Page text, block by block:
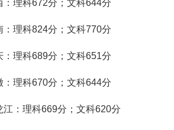
：理科672分；文科644分
：理科824分；文科770分
：理科689分；文科651分
：理科670分；文科644分
江：理科669分；文科620分